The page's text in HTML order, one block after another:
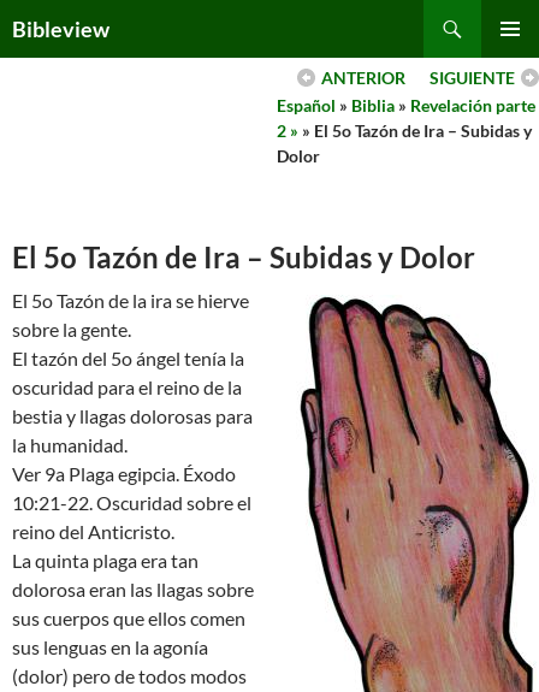
toBibleview
MENU
SIGUIENTE
ANTERIOR
Español » Biblia » Revelación parte
2 » » El 5o Tazón de Ira – Subidas y
Dolor
El 5o Tazón de Ira – Subidas y Dolor
El 5o Tazón de la ira se hierve
sobre la gente.
El tazón del 5o ángel tenía la
oscuridad para el reino de la
bestia y llagas dolorosas para
la humanidad.
Ver 9a Plaga egipcia. Éxodo
10:21-22. Oscuridad sobre el
reino del Anticristo.
La quinta plaga era tan
dolorosa eran las llagas sobre
sus cuerpos que ellos comen
sus lenguas en la agonía
(dolor) pero de todos modos